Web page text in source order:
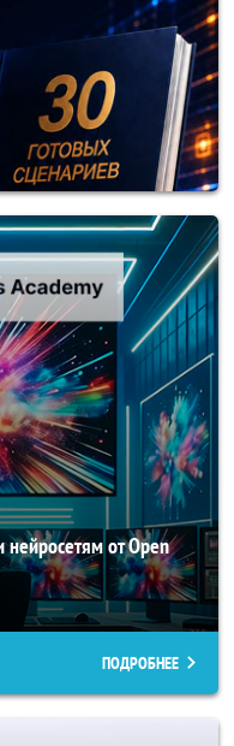
от Open
ПОДРОБНЕЕ